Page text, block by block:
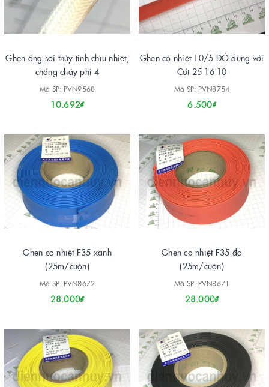
Ghen ống sợi thủy tinh chịu nhiệt,
chống cháy phi 4
Mã SP: PVN9568
10.692₫
Ghen co nhiệt 10/5 ĐỎ dùng với
Cốt 25 16 10
Mã SP: PVN8754
6.500₫
Ghen co nhiệt F35 xanh
(25m/cuộn)
Mã SP: PVN8672
28.000₫
Ghen co nhiệt F35 đỏ
(25m/cuộn)
Mã SP: PVN8671
28.000₫